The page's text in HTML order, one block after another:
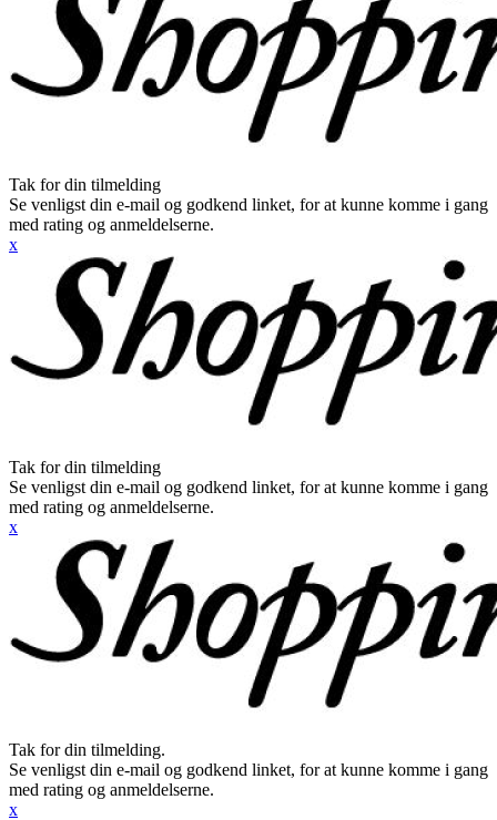
Tak for din tilmelding
Se venligst din e-mail og godkend linket, for at kunne komme i gang
med rating og anmeldelserne.
x
Tak for din tilmelding
Se venligst din e-mail og godkend linket, for at kunne komme i gang
med rating og anmeldelserne.
x
Tak for din tilmelding.
Se venligst din e-mail og godkend linket, for at kunne komme i gang
med rating og anmeldelserne.
x